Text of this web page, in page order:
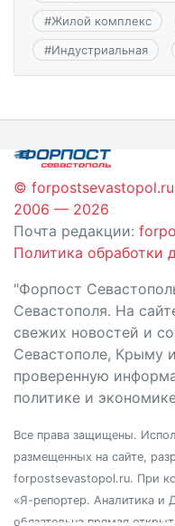
#Жилой комплекс
#Индустриальная
© forpostsevastopol.ru
2006 — 2026
Почта редакции:
Политика обработки
"Форпост
Севастополя. На
свежих новостей и
Севастополе, Крыму
проверенную
политике и
Все права защищены.
размещенных на сайте,
forpostsevastopol.ru. При
«Я-репортер. Аналитика и
обязательна прямая